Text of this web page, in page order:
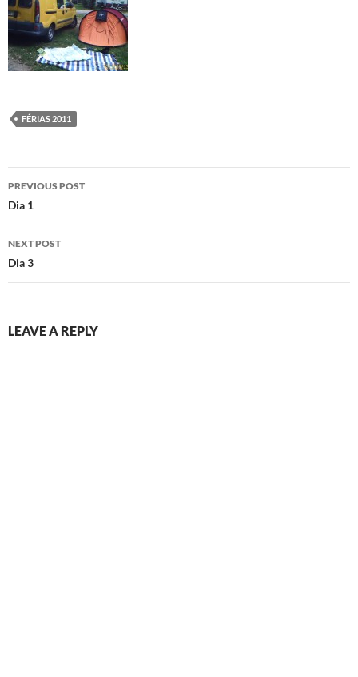
FÉRIAS 2011
Post
navigation
PREVIOUS POST
Dia 1
NEXT POST
Dia 3
LEAVE A REPLY